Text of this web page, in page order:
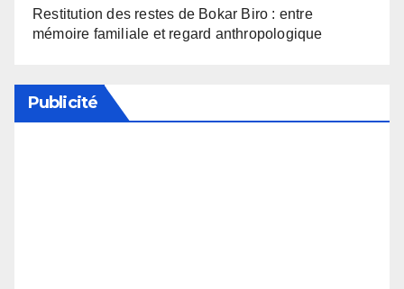
Restitution des restes de Bokar Biro : entre
mémoire familiale et regard anthropologique
Publicité